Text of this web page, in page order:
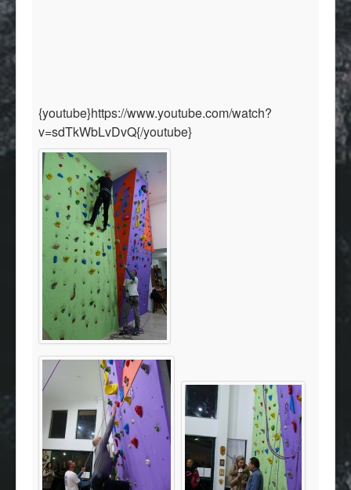
{youtube}https://www.youtube.com/watch?
v=sdTkWbLvDvQ{/youtube}